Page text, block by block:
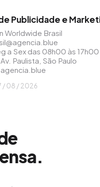
Publicidade e
Worldwide Brasil
a Sex das 08h00 às 17h00
Paulista, São Paulo
/ 08 / 2026
.